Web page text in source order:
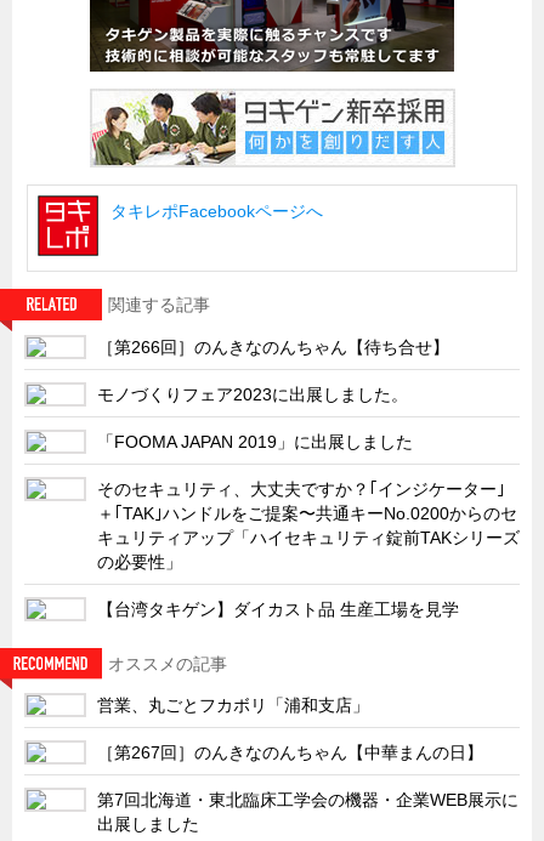
SDGs配慮・脱炭素
省力化製品
配電盤・分電盤・キュービクル
医療・福祉・介護関連
ロボット・自動化装置関連
二次電池関連
EV・PHEV充電器関連
再生可能エネルギー
農業関連
半導体製造装置関連
共同溝・無電柱化関連
サーバーラック・エンクロジャー
特装車・バス・トラック関連
フリーザー・フードマシナリー関連
自動販売機・自動改札機関連
鉄道車両・駅舎関連
CATEGORY 連載
営業、丸ごとフカボリ
Before After
隠れた名品
タキレポFacebookページへ
関連する記事
［第266回］のんきなのんちゃん【待ち合せ】
モノづくりフェア2023に出展しました。
「FOOMA JAPAN 2019」に出展しました
そのセキュリティ、大丈夫ですか？｢インジケーター｣
＋｢TAK｣ハンドルをご提案〜共通キーNo.0200からのセ
キュリティアップ「ハイセキュリティ錠前TAKシリーズ
の必要性」
【台湾タキゲン】ダイカスト品 生産工場を見学
オススメの記事
営業、丸ごとフカボリ「浦和支店」
［第267回］のんきなのんちゃん【中華まんの日】
第7回北海道・東北臨床工学会の機器・企業WEB展示に
出展しました